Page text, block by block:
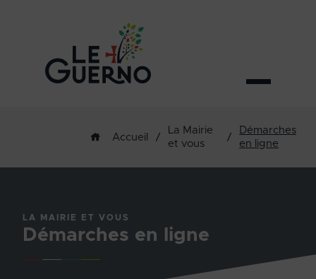
Accueil /
La Mairie
et vous
/
Démarches
en ligne
LA MAIRIE ET VOUS
Démarches en ligne